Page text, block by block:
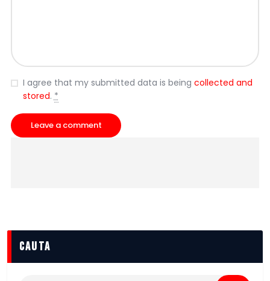
I agree that my submitted data is being collected and
stored. *
cauta